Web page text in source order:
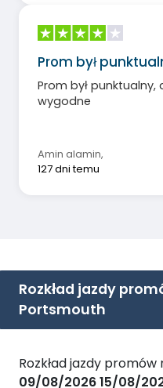
Prom był
Prom był
wygodne
Amin alamin,
127 dni temu
Rozkład jazdy
Portsmouth
Rozkład jazdy
09/08/202615/08/